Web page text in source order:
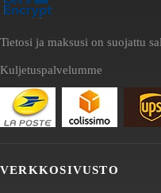
Tietosi ja maksusi on suojattu
Kuljetuspalvelumme
VERKKOSIVUSTO